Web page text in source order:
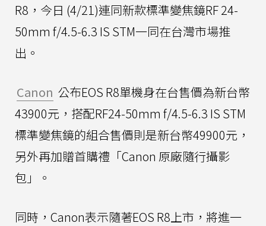
R8，今日 (4/21)連同新款標準變焦鏡RF 24-
50mm f/4.5-6.3 IS STM一同在台灣市場推
出。
Canon 公布EOS R8單機身在台售價為新台幣
43900元，搭配RF24-50mm f/4.5-6.3 IS STM
標準變焦鏡的組合售價則是新台幣49900元，
另外再加贈首購禮「Canon 原廠隨行攝影
包」。
同時，Canon表示隨著EOS R8上市，將進一